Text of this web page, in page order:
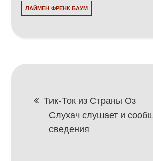
ЛАЙМЕН ФРЕНК БАУМ
Навигация
Тик-Ток из Страны Оз
Слухач слушает и
сведения